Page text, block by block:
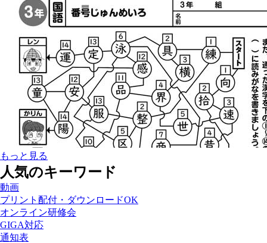
もっと見る
人気のキーワード
動画
プリント配付・ダウンロードOK
オンライン研修会
GIGA対応
通知表